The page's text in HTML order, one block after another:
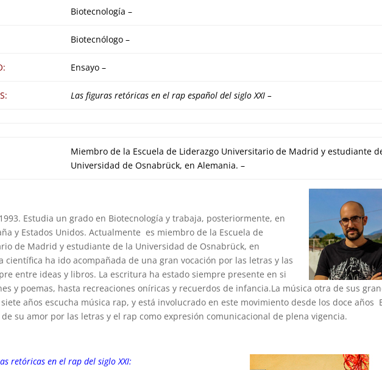
Biotecnología –
Biotecnólogo –
Ensayo –
Las figuras retóricas en el rap español del siglo XXI –
Miembro de la Escuela de Liderazgo Universitario de Madrid y estudiante
Universidad de Osnabrück, en Alemania. –
Estudia un grado en Biotecnología y trabaja, posteriormente, en
y Estados Unidos. Actualmente es miembro de la Escuela de
de Madrid y estudiante de la Universidad de Osnabrück, en
científica ha ido acompañada de una gran vocación por las letras y las
entre ideas y libros. La escritura ha estado siempre presente en si
y poemas, hasta recreaciones oníricas y recuerdos de infancia.La música otra de sus
años escucha música rap, y está involucrado en este movimiento desde los doce años
su amor por las letras y el rap como expresión comunicacional de plena vigencia.
retóricas en el rap del siglo XXI: